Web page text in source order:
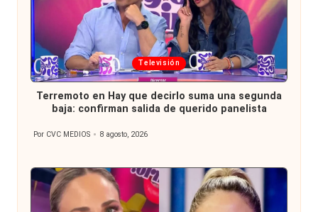
Publicada
en
Televisión
Terremoto en Hay que decirlo suma una segunda
baja: confirman salida de querido panelista
Publicado
Por CVC MEDIOS 8 agosto, 2026